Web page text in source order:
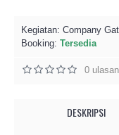
Kegiatan: Company
Booking: Tersedia
0 ulasan
DESKRIPSI